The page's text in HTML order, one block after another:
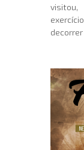
decorrer